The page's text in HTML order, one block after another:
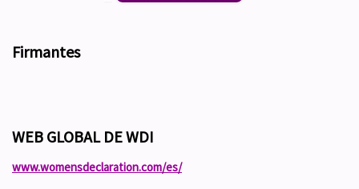
Firmantes
WEB GLOBAL DE WDI
www.womensdeclaration.com/es/